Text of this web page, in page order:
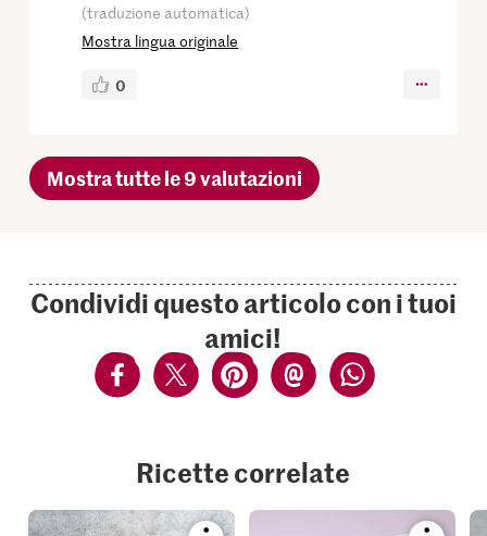
(traduzione automatica)
Mostra lingua originale
0
Mostra tutte le 9 valutazioni
Condividi questo articolo con i tuoi
amici!
Ricette correlate